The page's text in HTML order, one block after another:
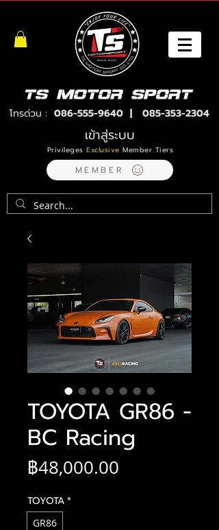
โทรด่วน : 086-555-9640| 085-353-2304
เข้าสู่ระบบ
PrivilegesExclusive Member Tiers
MEMBER
TOYOTA GR86 -
BC Racing
฿48,000.00
TOYOTA*
GR86